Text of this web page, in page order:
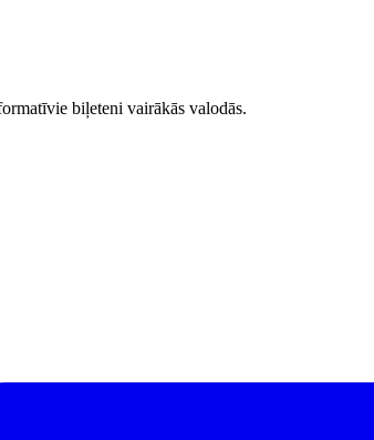
biļeteni vairākās valodās.